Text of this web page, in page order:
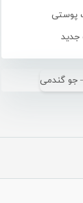
پوستی
جدید